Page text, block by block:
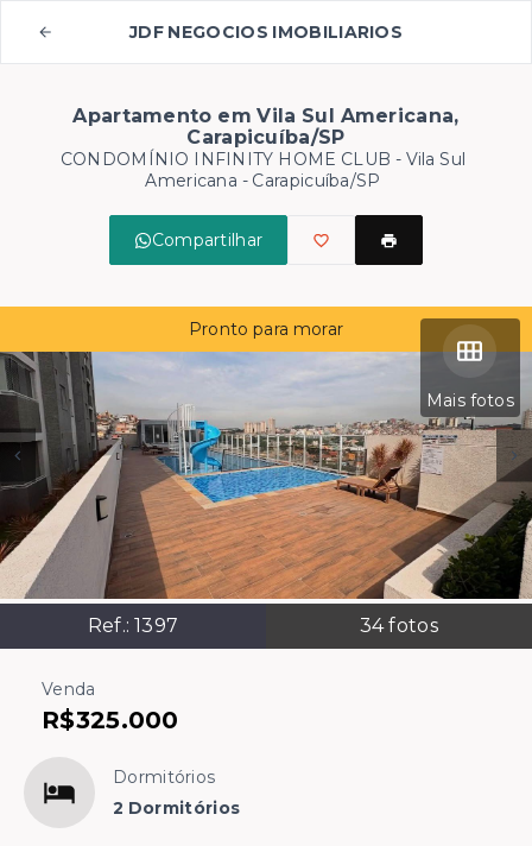
JDF NEGOCIOS IMOBILIARIOS
Apartamento em Vila Sul Americana,
Carapicuíba/SP
CONDOMÍNIO INFINITY HOME CLUB - Vila Sul
Americana - Carapicuíba/SP
Compartilhar
Mais fotos
Ref.: 1397 34fotos
Pronto para morar
Venda
R$325.000
Dormitórios
2 Dormitórios